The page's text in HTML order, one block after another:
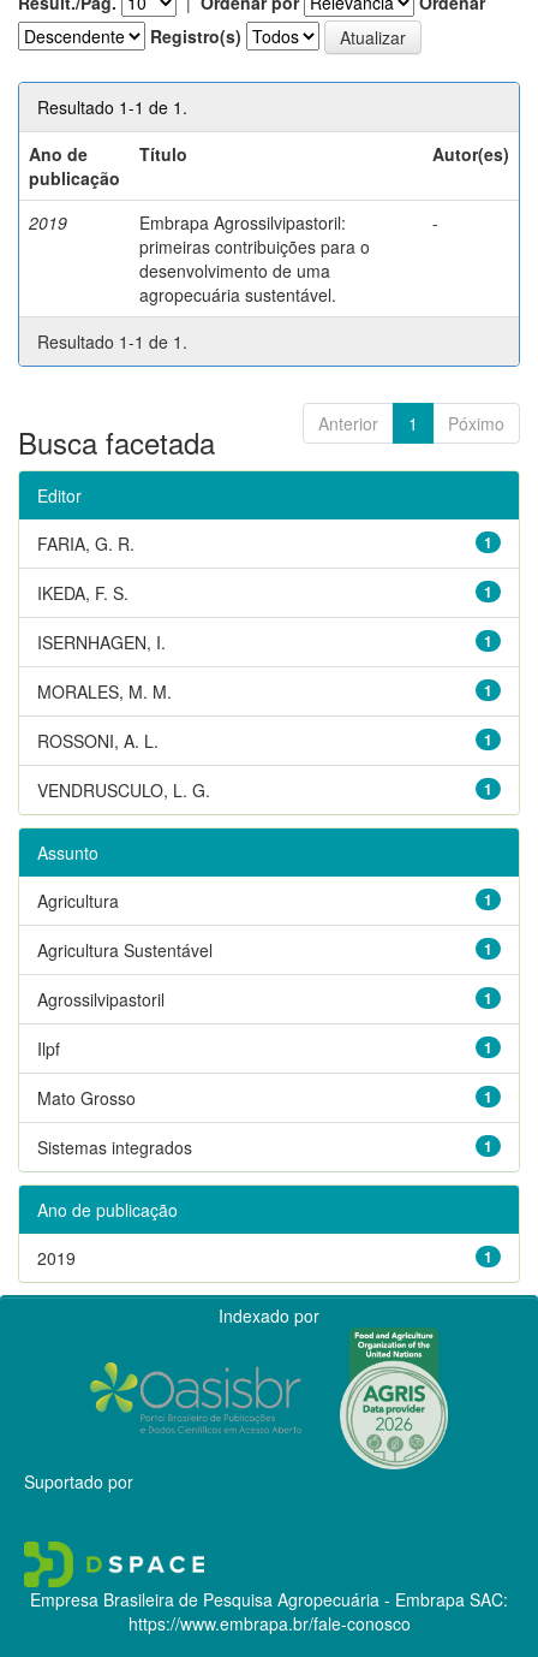
Registro(s)
Resultado 1-1 de 1.
Ano de
publicação
Título Autor(es)
2019
Embrapa Agrossilvipastoril:
primeiras contribuições para o
desenvolvimento de uma
agropecuária sustentável.
-
Resultado 1-1 de 1.
Anterior 1 Póximo
Busca facetada
Editor
1
FARIA, G. R.
1
IKEDA, F. S.
1
ISERNHAGEN, I.
1
MORALES, M. M.
1
ROSSONI, A. L.
1
VENDRUSCULO, L. G.
Assunto
1
Agricultura
1
Agricultura Sustentável
1
Agrossilvipastoril
1
Ilpf
1
Mato Grosso
1
Sistemas integrados
Ano de publicação
1
2019
Indexado por
Suportado por
Empresa Brasileira de Pesquisa Agropecuária - Embrapa SAC:
https://www.embrapa.br/fale-conosco